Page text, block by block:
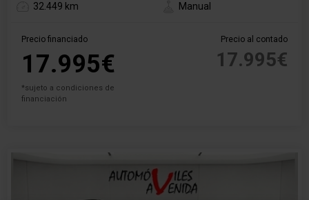
32.449 km Manual
Precio financiado
17.995€
*sujeto a condiciones de
financiación
Precio al contado
17.995€